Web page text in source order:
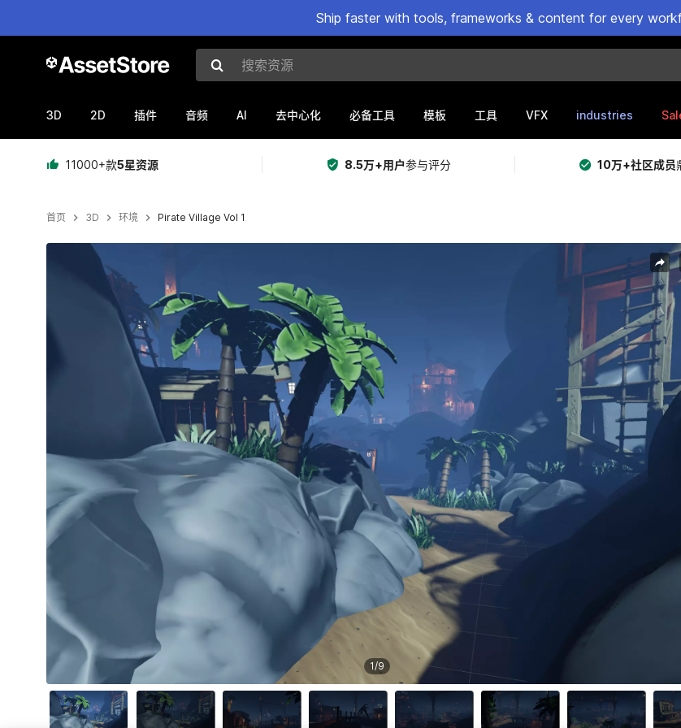
Ship faster with tools, frameworks & content for every
搜索资源
3D 2D 插件 音频 AI 去中心化 必备工具 模板 工具 VFX industries
11000+款5星资源 8.5万+用户参与评分 10万+社区成员
首页 3D 环境 Pirate Village Vol 1
当前幻灯片：1 / 9
1/9